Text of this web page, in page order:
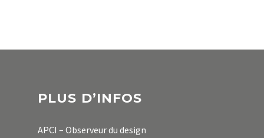
PLUS D’INFOS
APCI – Observeur du design